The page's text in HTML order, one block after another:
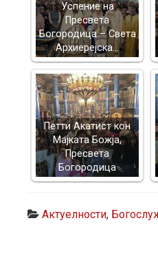
Успение на
Пресвета
Богородица – Света
Архиерејска…
Петти Акатист кон
Мајката Божја,
Пресвета
Богородица
Актуелности,